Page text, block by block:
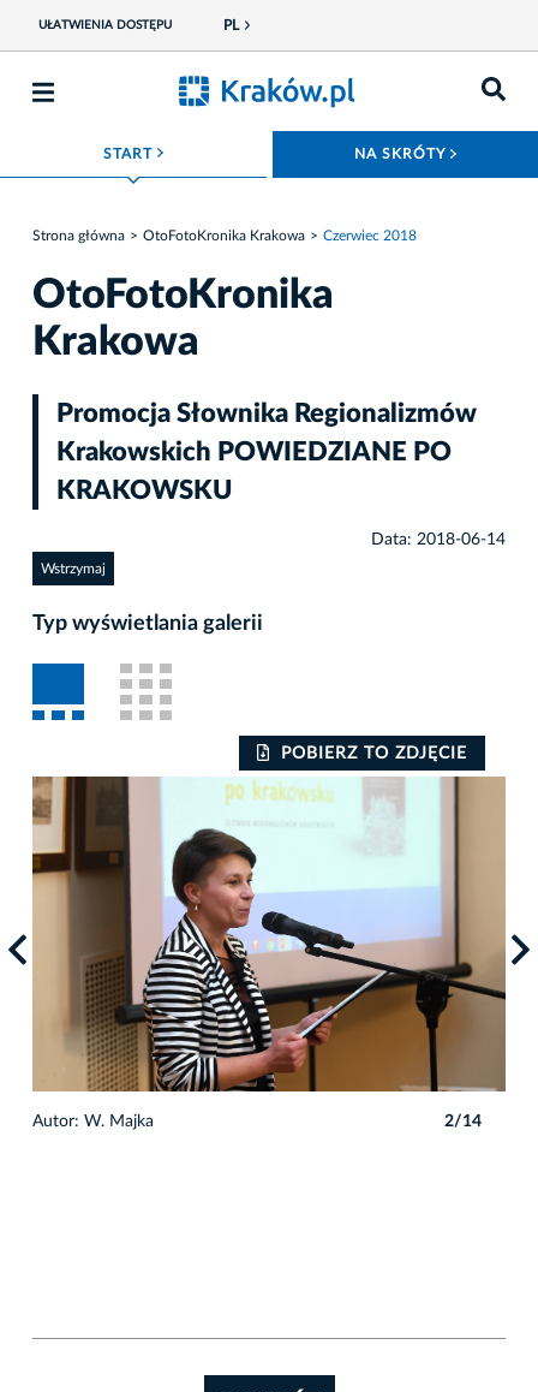
UŁATWIENIA DOSTĘPU PL
START ROZWIŃ MENU NA SKRÓTY
Strona główna OtoFotoKronika Krakowa Czerwiec 2018
OtoFotoKronika
Krakowa
Promocja Słownika Regionalizmów
Krakowskich POWIEDZIANE PO
KRAKOWSKU
Data: 2018-06-14
Wstrzymaj
Typ wyświetlania galerii
POBIERZ TO ZDJĘCIE
Autor: W. Majka 2/14